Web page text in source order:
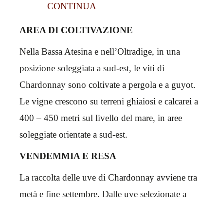
CONTINUA
AREA DI COLTIVAZIONE
Nella Bassa Atesina e nell’Oltradige, in una
posizione soleggiata a sud-est, le viti di
Chardonnay sono coltivate a pergola e a guyot.
Le vigne crescono su terreni ghiaiosi e calcarei a
400 – 450 metri sul livello del mare, in aree
soleggiate orientate a sud-est.
VENDEMMIA E RESA
La raccolta delle uve di Chardonnay avviene tra
metà e fine settembre. Dalle uve selezionate a